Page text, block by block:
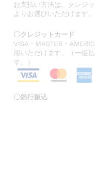
お支払い方法は、クレジ
よりお選びいただけます。
〇クレジットカード
VISA・MASTER・
用いただけます。（一括
す。）
〇銀行振込